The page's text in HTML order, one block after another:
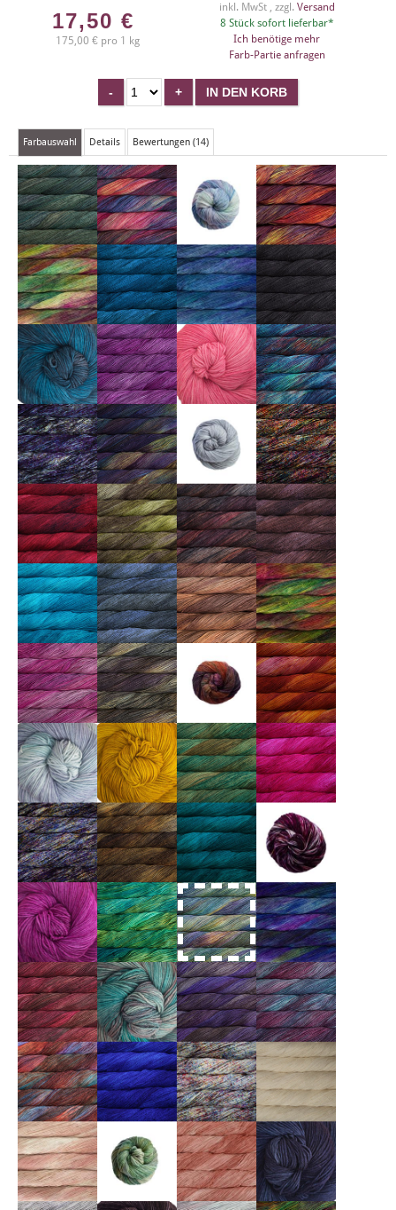
17,50 €
175,00 € pro 1 kg
inkl. MwSt , zzgl. Versand
8 Stück sofort lieferbar*
Ich benötige mehr
Farb-Partie anfragen
Farbauswahl Details Bewertungen (14)